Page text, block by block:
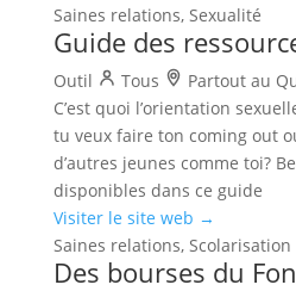
Saines relations, Sexualité
Guide des
Outil Tous
Partout au
C’est quoi l’orientation
tu veux faire ton coming out
d’autres jeunes comme toi?
disponibles dans ce guide
Visiter le site web →
Saines relations, Scolarisation
Des bourses du